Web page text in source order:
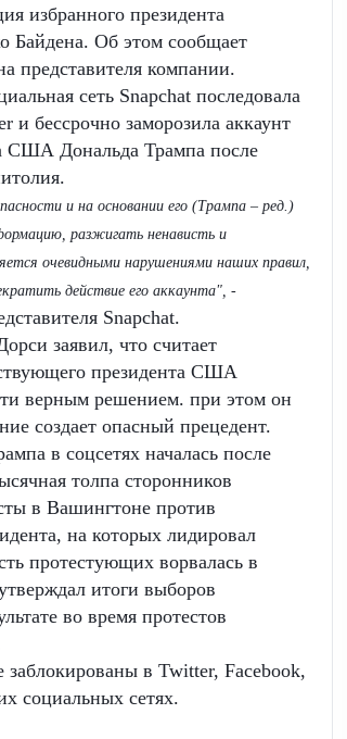
избранного президента
Об этом сообщает
представителя компании.
сеть Snapchat последовала
и бессрочно заморозила аккаунт
США Дональда Трампа после
и на основании его (Трампа – ред.)
разжигать ненависть и
очевидными нарушениями наших правил,
действие его аккаунта", -
Snapchat.
заявил, что считает
президента США
верным решением. при этом он
создает опасный прецедент.
в соцсетях началась после
толпа сторонников
в Вашингтоне против
на которых лидировал
протестующих ворвалась в
итоги выборов
во время протестов
в Twitter, Facebook,
социальных сетях.